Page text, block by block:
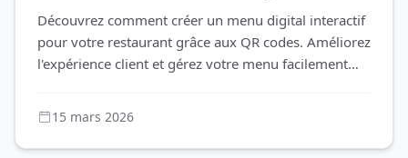
Découvrez comment créer un menu digital interactif
pour votre restaurant grâce aux QR codes. Améliorez
l'expérience client et gérez votre menu facilement
15 mars 2026